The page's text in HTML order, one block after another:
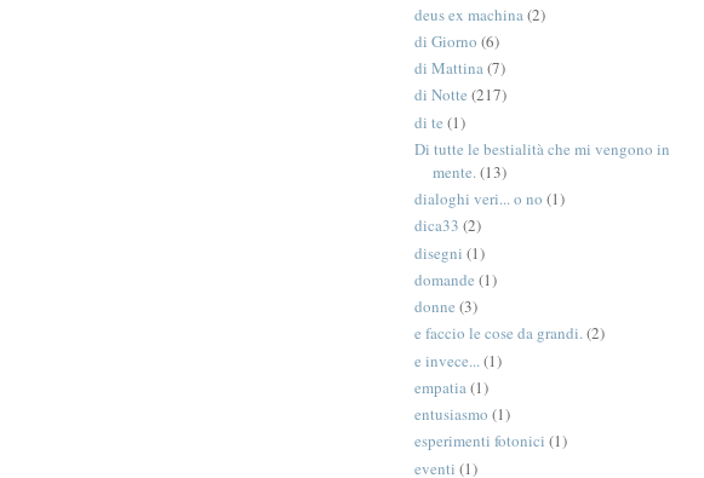
deus ex machina(2)
di Giorno (6)
di Mattina(7)
di Notte (217)
di te (1)
Di tutte le bestialità che mi vengono in
mente.(13)
dialoghi veri... o no (1)
dica33 (2)
disegni (1)
domande (1)
donne (3)
e faccio le cose da grandi.(2)
e invece...(1)
empatia(1)
entusiasmo (1)
esperimenti fotonici (1)
eventi (1)